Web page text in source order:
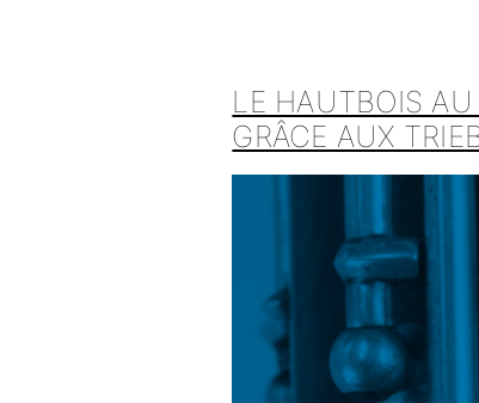
LE HAUTBOIS AU
GRÂCE AUX